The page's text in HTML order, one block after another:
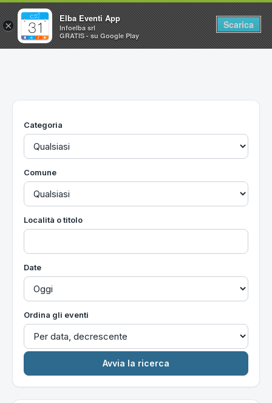
Home
Utilità
Categoria
Comune
Località o titolo
Date
Ordina gli eventi
×
Elba Eventi App
Infoelba srl
GRATIS - su Google Play
Scarica